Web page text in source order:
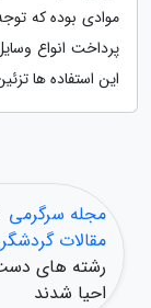
موادی بوده که
پرداخت انواع
این استفاده ها
مجله سرگرمی
مقالات
رشته های
احیا شدند